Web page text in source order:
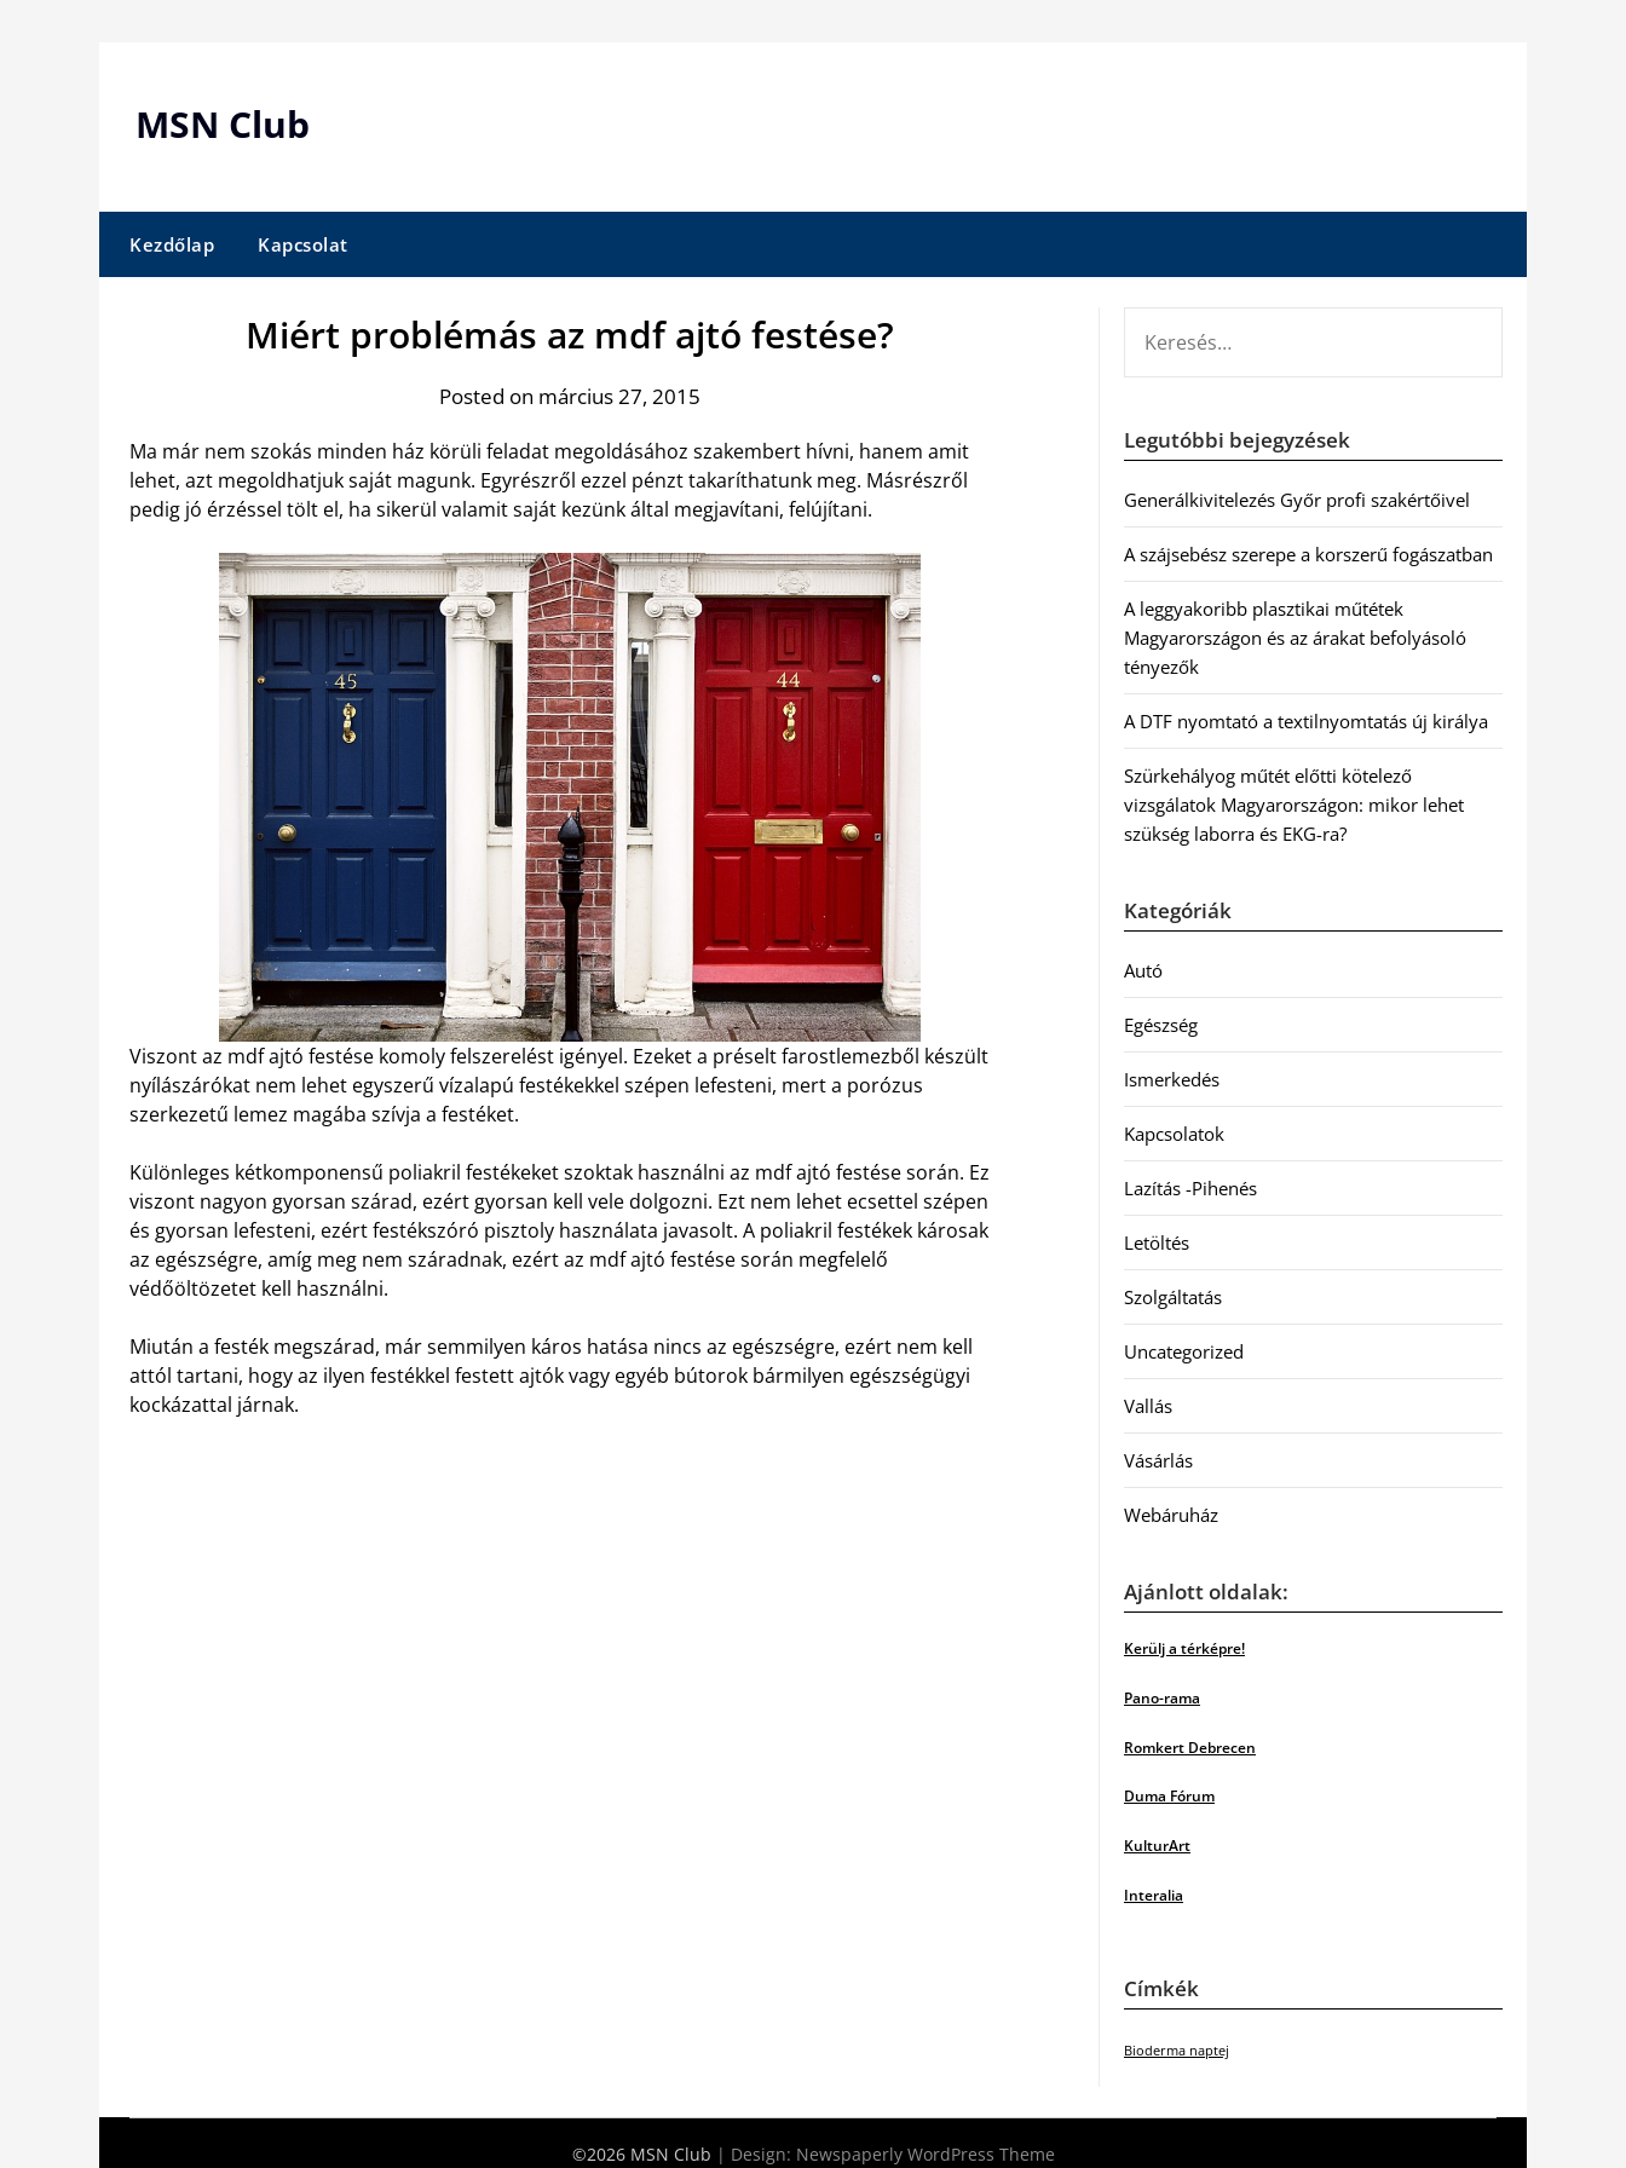
MSN Club
Kezdőlap Kapcsolat
Miért problémás az mdf ajtó festése?
Posted on március 27, 2015
Ma már nem szokás minden ház körüli feladat megoldásához szakembert hívni, hanem amit
lehet, azt megoldhatjuk saját magunk. Egyrészről ezzel pénzt takaríthatunk meg. Másrészről
pedig jó érzéssel tölt el, ha sikerül valamit saját kezünk által megjavítani, felújítani.
Viszont az mdf ajtó festése komoly felszerelést igényel. Ezeket a préselt farostlemezből készült
nyílászárókat nem lehet egyszerű vízalapú festékekkel szépen lefesteni, mert a porózus
szerkezetű lemez magába szívja a festéket.
Különleges kétkomponensű poliakril festékeket szoktak használni az mdf ajtó festése során. Ez
viszont nagyon gyorsan szárad, ezért gyorsan kell vele dolgozni. Ezt nem lehet ecsettel szépen
és gyorsan lefesteni, ezért festékszóró pisztoly használata javasolt. A poliakril festékek károsak
az egészségre, amíg meg nem száradnak, ezért az mdf ajtó festése során megfelelő
védőöltözetet kell használni.
Miután a festék megszárad, már semmilyen káros hatása nincs az egészségre, ezért nem kell
attól tartani, hogy az ilyen festékkel festett ajtók vagy egyéb bútorok bármilyen egészségügyi
kockázattal járnak.
Legutóbbi bejegyzések
Generálkivitelezés Győr profi szakértőivel
A szájsebész szerepe a korszerű fogászatban
A leggyakoribb plasztikai műtétek
Magyarországon és az árakat befolyásoló
tényezők
A DTF nyomtató a textilnyomtatás új királya
Szürkehályog műtét előtti kötelező
vizsgálatok Magyarországon: mikor lehet
szükség laborra és EKG-ra?
Kategóriák
Autó
Egészség
Ismerkedés
Kapcsolatok
Lazítás -Pihenés
Letöltés
Szolgáltatás
Uncategorized
Vallás
Vásárlás
Webáruház
Ajánlott oldalak:
Kerülj a térképre!
Pano-rama
Romkert Debrecen
Duma Fórum
KulturArt
Interalia
Címkék
Bioderma naptej
©2026 MSN Club | Design: Newspaperly WordPress Theme